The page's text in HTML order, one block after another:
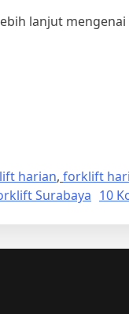
lanjut
harian, forklift
Surabaya 10